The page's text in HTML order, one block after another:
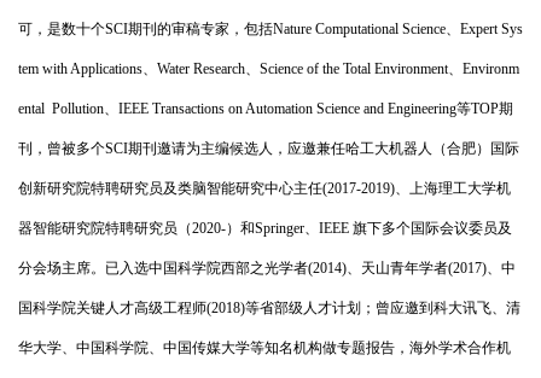
可，是数十个SCI期刊的审稿专家，包括Nature Computational Science、 Expert Sys
tem with Applications、 Water Research、 Science of the Total Environment、 Environm
ental Pollution、 IEEE Transactions on Automation Science and Engineering等TOP期
刊，曾被多个SCI期刊邀请为主编候选人，应邀兼任哈工大机器人（合肥）国际
创新研究院特聘研究员及类脑智能研究中心主任(2017-2019)、上海理工大学机
器智能研究院特聘研究员（2020-）和Springer、 IEEE 旗下多个国际会议委员及
分会场主席。已入选中国科学院西部之光学者(2014)、天山青年学者(2017)、中
国科学院关键人才高级工程师(2018)等省部级人才计划；曾应邀到科大讯飞、清
华大学、中国科学院、中国传媒大学等知名机构做专题报告，海外学术合作机